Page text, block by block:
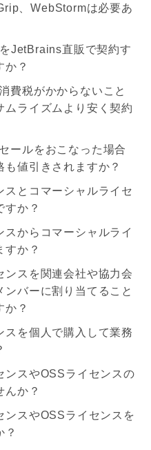
、WebStormは必要あ
JetBrains直販で契約す
か？
費税がかからないこと
ムライズムより安く契約
ールをおこなった場合
値引きされますか？
スとコマーシャルライセ
すか？
スからコマーシャルライ
すか？
ンスを関連会社や協力会
ンバーに割り当てること
か？
スを個人で購入して業務
ンスやOSSライセンスの
んか？
ンスやOSSライセンスを
？